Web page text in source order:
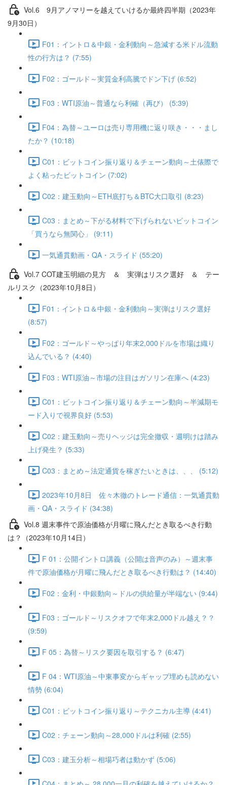
Vol.6 9⽉アノマリーを越えていけるか最終四半期（2023年
9月30日）
F01：イントロ＆中銀・金利動向～急減する米ドル流動
性の行方は？ (7:55)
F02：ゴールド～実質金利高騰でドン下げ (6:52)
F03：WTI原油～普通なら利確（再び） (5:39)
F04：為替～ユーロは売り専用機に返り咲き・・・まし
たか？ (10:18)
C01：ビットコイン振り返り＆チェーン動向～土俵際で
よく粘ったビットコイン (7:02)
C02：建玉動向～ETH底打ち＆BTC大口取引 (8:23)
C03：まとめ～下がる材料で下げられないビットコイン
「買うなら無関心」 (9:11)
一気通貫動画・QA・スライド (55:20)
Vol.7 COT建⽟明細の⾒⽅ ＆ 実弾はリスク選好 ＆ テー
ルリスク（2023年10月8日）
F01：イントロ＆中銀・金利動向～実弾はリスク選好
(8:57)
F02：ゴールド～やっぱり年末2,000ドルを市場は織り
込んでいる？ (4:40)
F03：WTI原油～市場の注目はガソリン在庫へ (4:23)
C01：ビットコイン振り返り＆チェーン動向～半減期モ
ード入りで視界良好 (5:53)
C02：建玉動向～売りヘッジは完全撤収・週明けは踏み
上げ発生？ (5:33)
C03：まとめ～法定通貨を稼ぎたいときは、、、 (5:12)
2023年10月8日 佐々木徹のトレード通信：一気通貫動
画・QA・スライド (34:38)
Vol.8 週末事件で原油価格が月曜に飛んだとき取るべき行動
は？（2023年10月14日）
F 01：公開イントロ講義（公開は音声のみ）～週末事
件で原油価格が月曜に飛んだとき取るべき行動は？ (14:40)
F02：金利・中銀動向～ドルの供給量が半端ない (9:44)
F03：ゴールド～リスクオフで年末2,000ドル越え？？
(9:59)
F 05：為替～リスク要因を取引する？ (6:47)
F 04：WTI原油～中東事変からギャップ埋めも読めない
情勢 (6:04)
C01：ビットコイン振り返り～テクニカル主導 (4:41)
C02：チェーン動向～28,000ドルは利確 (2:55)
C03：建玉分析～相場巧者は動かず (5:06)